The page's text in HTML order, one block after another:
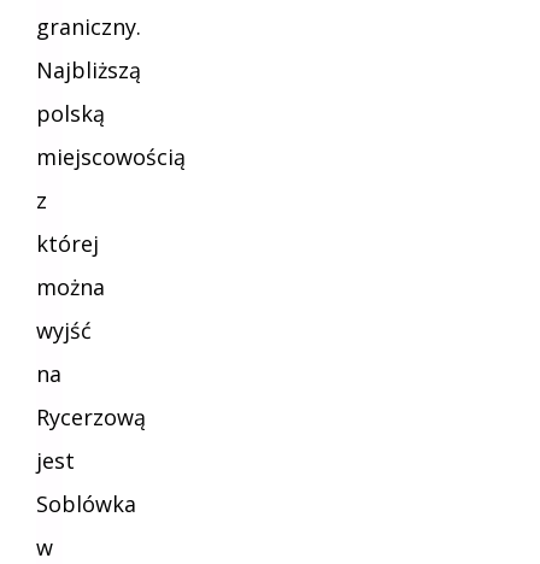
graniczny.
Najbliższą
polską
miejscowością
z
której
można
wyjść
na
Rycerzową
jest
Soblówka
w